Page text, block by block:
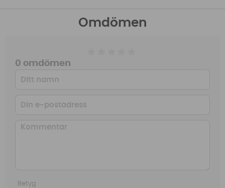
Omdömen
0 omdömen
Betyg